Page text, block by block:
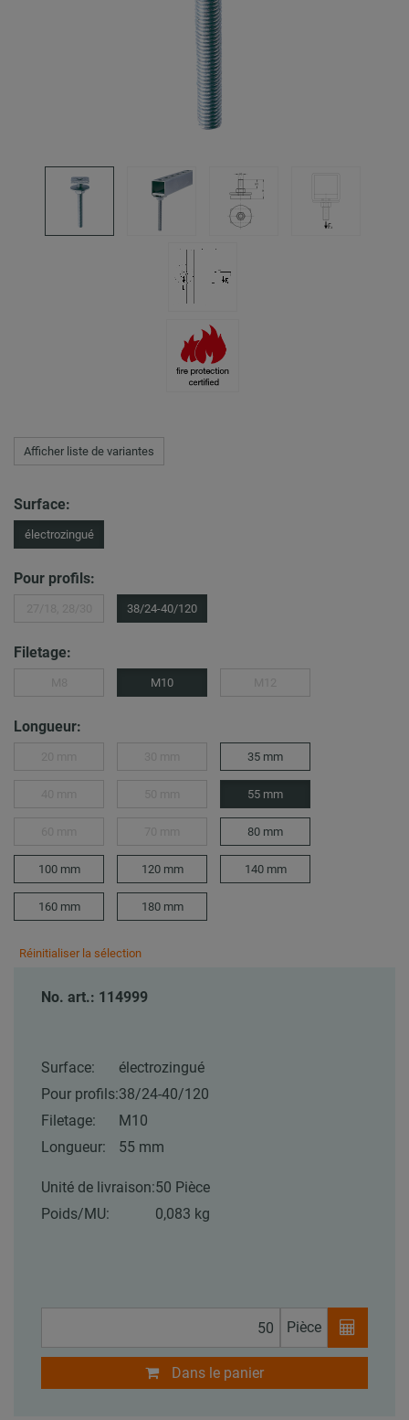
Afficher liste de variantes
Surface:
électrozingué
Pour profils:
38/24-40/120
Filetage:
M10
Longueur:
35 mm
55 mm
80 mm
100 mm 120 mm 140 mm
160 mm 180 mm
Réinitialiser la sélection
No. art.: 114999
Surface:
électrozingué
Pour profils:38/24-40/120
Filetage:
M10
Longueur:
55 mm
Unité de livraison:50 Pièce
Poids/MU:
0,083 kg
Pièce
Dans le panier